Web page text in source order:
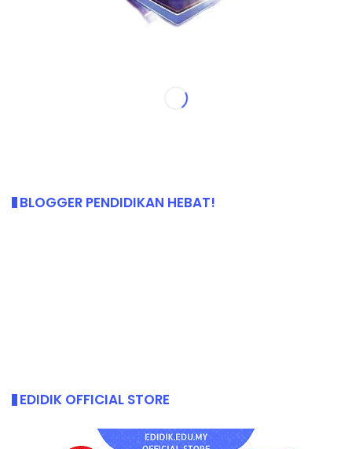
BLOGGER PENDIDIKAN HEBAT!
EDIDIK OFFICIAL STORE